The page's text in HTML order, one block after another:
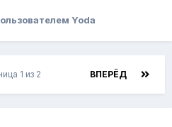
Yoda
ВПЕРЁД
1 из 2